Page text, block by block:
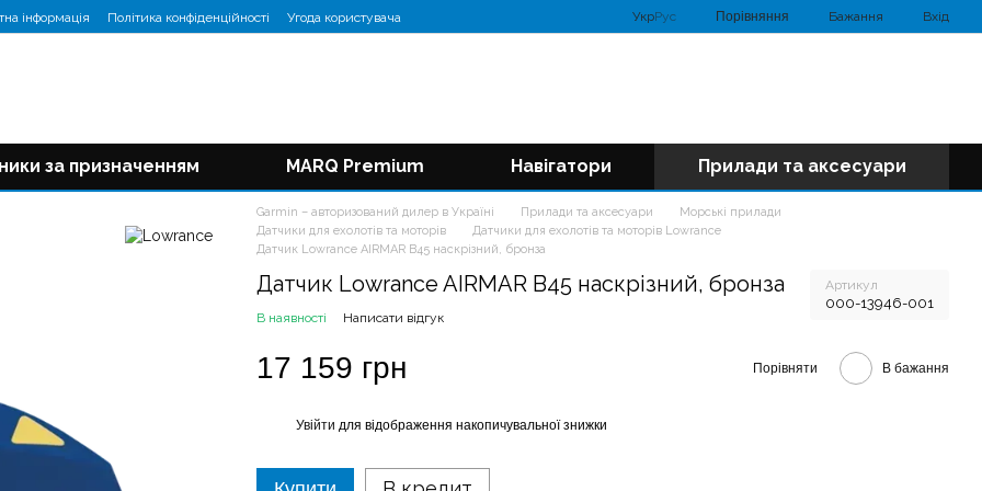
інформація Політика конфіденційності
Угода користувача
УкрРус Порівняння Бажання Вхід
за призначенням MARQ Premium Навігатори Прилади та аксесуари
Garmin – авторизований дилер в Україні Прилади та аксесуари
Морські прилади
Датчики для ехолотів та моторів
Датчики для ехолотів та моторів Lowrance
Датчик Lowrance AIRMAR B45 наскрізний, бронза
Датчик Lowrance AIRMAR B45 наскрізний, бронза Артикул
000-13946-001
В наявності Написати відгук
17 159 грн Порівняти В бажання
Увійти для відображення накопичувальної знижки